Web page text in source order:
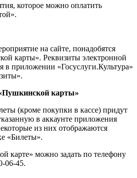
которое можно оплатить
на сайте, понадобятся
карты». Реквизиты электронной
в приложении «Госуслуги.Культура»
карты»
(кроме покупки в кассе) придут
в аккаунте приложения
из них отображаются
«Билеты».
карте» можно задать по телефону
06-45.